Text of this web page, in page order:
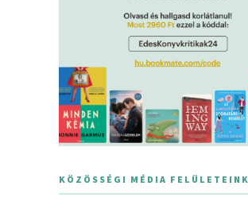
KÖZÖSSÉGI MÉDIA FELÜLETEINK